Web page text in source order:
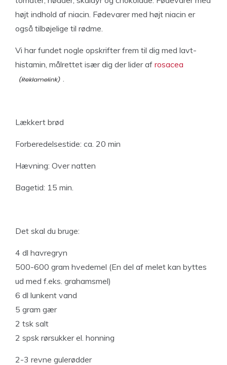
højt indhold af niacin. Fødevarer med højt niacin er
også tilbøjelige til rødme.
Vi har fundet nogle opskrifter frem til dig med lavt-
histamin, målrettet især dig der lider af rosacea
.
Lækkert brød
Forberedelsestide: ca. 20 min
Hævning: Over natten
Bagetid: 15 min.
Det skal du bruge:
4 dl havregryn
500-600 gram hvedemel (En del af melet kan byttes
ud med f.eks. grahamsmel)
6 dl lunkent vand
5 gram gær
2 tsk salt
2 spsk rørsukker el. honning
2-3 revne gulerødder